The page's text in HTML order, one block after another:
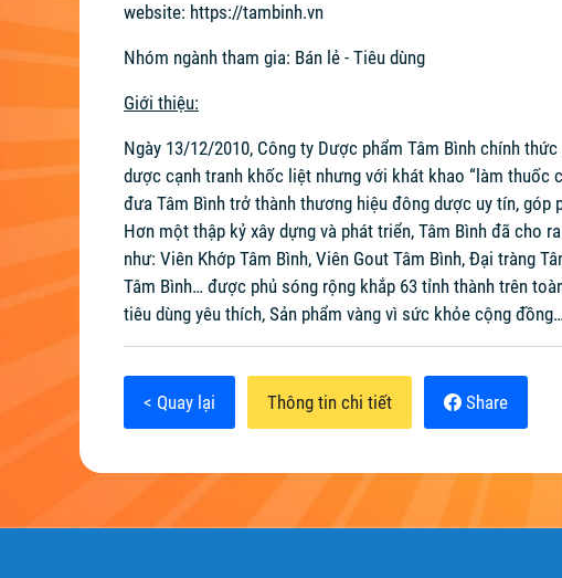
website: https://tambinh.vn
Nhóm ngành tham gia: Bán lẻ - Tiêu dùng
Giới thiệu:
Ngày 13/12/2010, Công ty Dược phẩm Tâm Bình chính
dược cạnh tranh khốc liệt nhưng với khát khao “làm thuốc
đưa Tâm Bình trở thành thương hiệu đông dược uy tín,
Hơn một thập kỷ xây dựng và phát triển, Tâm Bình đã cho
như: Viên Khớp Tâm Bình, Viên Gout Tâm Bình, Đại tràng
Tâm Bình… được phủ sóng rộng khắp 63 tỉnh thành trên
tiêu dùng yêu thích, Sản phẩm vàng vì sức khỏe cộng đồng…
< Quay lại Thông tin chi tiết Share